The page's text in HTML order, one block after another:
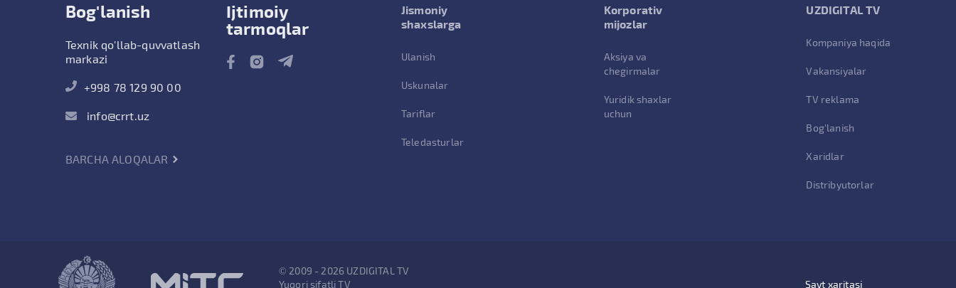
Bog'lanish
Texnik qo'llab-quvvatlash
markazi
+998 78 129 90 00
info@crrt.uz
BARCHA ALOQALAR
Ijtimoiy
tarmoqlar
Jismoniy
shaxslarga
Ulanish
Uskunalar
Tariflar
Teledasturlar
Korporativ
mijozlar
Aksiya va
chegirmalar
Yuridik shaxlar
uchun
UZDIGITAL TV
Kompaniya haqida
Vakansiyalar
TV reklama
Bog'lanish
Xaridlar
Distribyutorlar
© 2009 - 2026 UZDIGITAL TV
Yuqori sifatli TV
Sayt xaritasi